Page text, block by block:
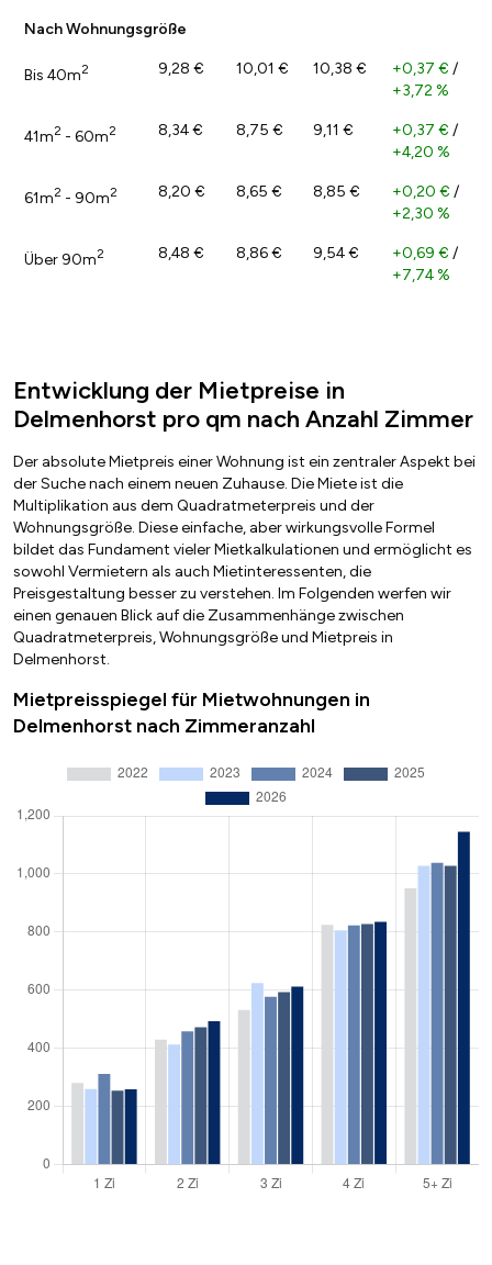
Nach Wohnungsgröße
Bis 40m2 9,28 € 10,01 € 10,38 € +0,37 € /
+3,72 %
41m2 - 60m2 8,34 € 8,75 € 9,11 € +0,37 € /
+4,20 %
61m2 - 90m2 8,20 € 8,65 € 8,85 € +0,20 € /
+2,30 %
Über 90m2 8,48 € 8,86 € 9,54 € +0,69 € /
+7,74 %
Entwicklung der Mietpreise in
Delmenhorst pro qm nach Anzahl Zimmer
Der absolute Mietpreis einer Wohnung ist ein zentraler Aspekt bei
der Suche nach einem neuen Zuhause. Die Miete ist die
Multiplikation aus dem Quadratmeterpreis und der
Wohnungsgröße. Diese einfache, aber wirkungsvolle Formel
bildet das Fundament vieler Mietkalkulationen und ermöglicht es
sowohl Vermietern als auch Mietinteressenten, die
Preisgestaltung besser zu verstehen. Im Folgenden werfen wir
einen genauen Blick auf die Zusammenhänge zwischen
Quadratmeterpreis, Wohnungsgröße und Mietpreis in
Delmenhorst.
Mietpreisspiegel für Mietwohnungen in
Delmenhorst nach Zimmeranzahl